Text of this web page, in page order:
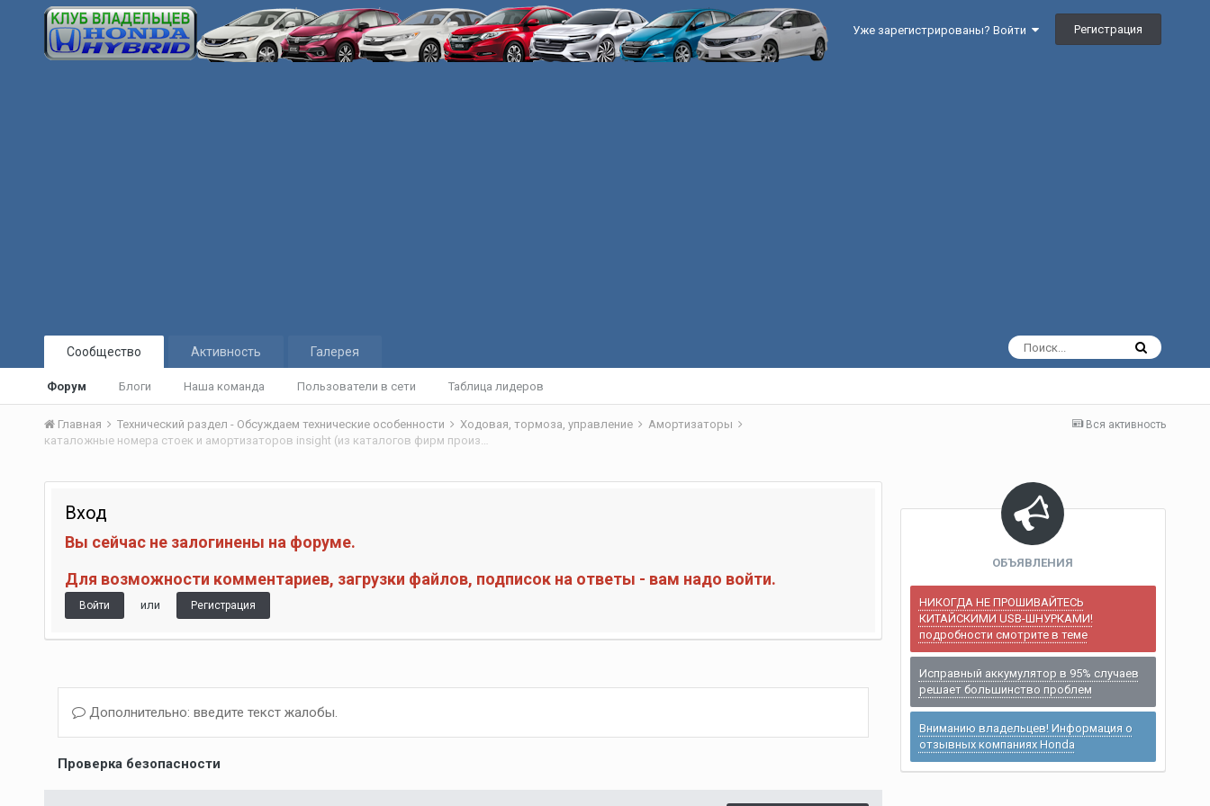
Уже зарегистрированы? Войти Регистрация
Сообщество
Форум Блоги Наша команда Пользователи в сети Таблица лидеров
Активность Галерея
Вся активность
Главная Технический раздел - Обсуждаем технические особенности Ходовая, тормоза, управление
Амортизаторы
каталожные номера стоек и амортизаторов insight (из каталогов фирм производителей)
Вход
Вы сейчас не залогинены на форуме.
Для возможности комментариев, загрузки файлов, подписок на ответы - вам надо войти.
Войти или Регистрация
Дополнительно: введите текст жалобы.
Проверка безопасности
ОБЪЯВЛЕНИЯ
НИКОГДА НЕ ПРОШИВАЙТЕСЬ
КИТАЙСКИМИ USB-ШНУРКАМИ!
подробности смотрите в теме
Исправный аккумулятор в 95% случаев
решает большинство проблем
Вниманию владельцев! Информация о
отзывных компаниях Honda